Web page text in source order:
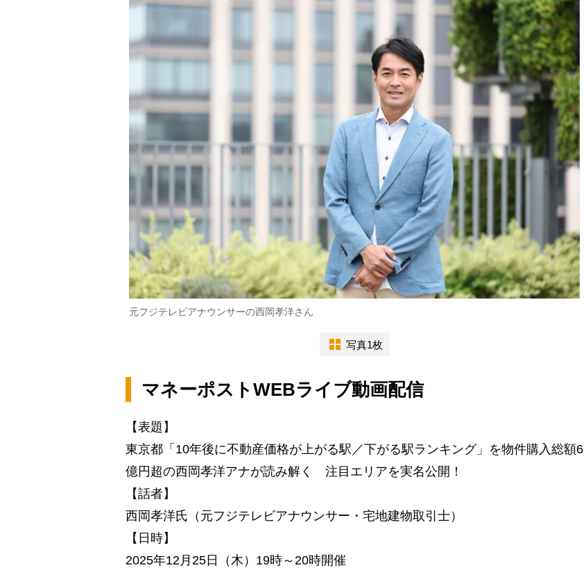
元フジテレビアナウンサーの西岡孝洋さん
写真1枚
マネーポストWEBライブ動画配信
【表題】
東京都「10年後に不動産価格が上がる駅／下がる駅ランキング」を物件購入総額6
億円超の西岡孝洋アナが読み解く 注目エリアを実名公開！
【話者】
西岡孝洋氏（元フジテレビアナウンサー・宅地建物取引士）
【日時】
2025年12月25日（木）19時～20時開催